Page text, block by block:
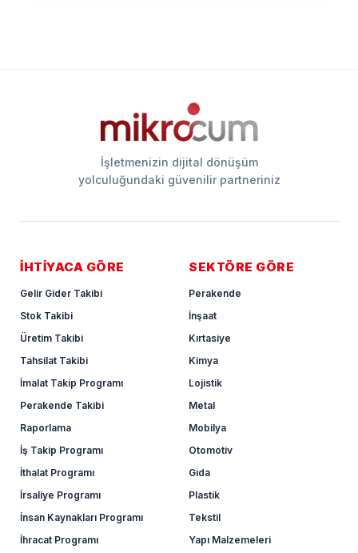
İşletmenizin dijital dönüşüm
yolculuğundaki güvenilir partneriniz
İHTİYACA GÖRE
Gelir Gider Takibi
Stok Takibi
Üretim Takibi
Tahsilat Takibi
İmalat Takip Programı
Perakende Takibi
Raporlama
İş Takip Programı
İthalat Programı
İrsaliye Programı
İnsan Kaynakları Programı
İhracat Programı
SEKTÖRE GÖRE
Perakende
İnşaat
Kırtasiye
Kimya
Lojistik
Metal
Mobilya
Otomotiv
Gıda
Plastik
Tekstil
Yapı Malzemeleri